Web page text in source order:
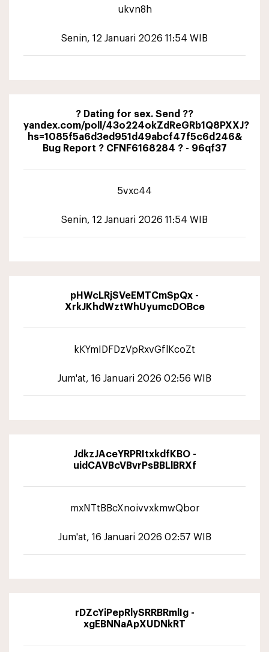
ukvn8h
Senin, 12 Januari 2026 11:54 WIB
? Dating for sex. Send ??
yandex.com/poll/43o224okZdReGRb1Q8PXXJ?
hs=1085f5a6d3ed951d49abcf47f5c6d246&
Bug Report ? CFNF6168284 ? - 96qf37
5vxc44
Senin, 12 Januari 2026 11:54 WIB
pHWcLRjSVeEMTCmSpQx -
XrkJKhdWztWhUyumcDOBce
kKYmIDFDzVpRxvGflKcoZt
Jum'at, 16 Januari 2026 02:56 WIB
JdkzJAceYRPRItxkdfKBO -
uidCAVBcVBvrPsBBLlBRXf
mxNTtBBcXnoivvxkmwQbor
Jum'at, 16 Januari 2026 02:57 WIB
rDZcYiPepRlySRRBRmlIg -
xgEBNNaApXUDNkRT